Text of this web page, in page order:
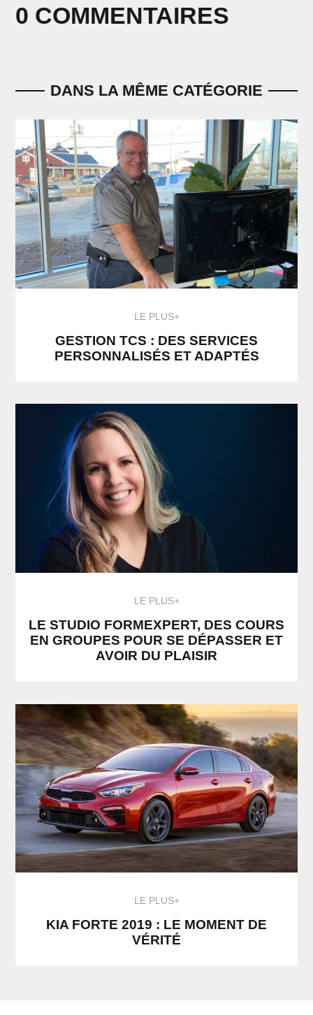
0 COMMENTAIRES
DANS LA MÊME CATÉGORIE
LE PLUS+
GESTION TCS : DES SERVICES
PERSONNALISÉS ET ADAPTÉS
LE PLUS+
LE STUDIO FORMEXPERT, DES COURS
EN GROUPES POUR SE DÉPASSER ET
AVOIR DU PLAISIR
LE PLUS+
KIA FORTE 2019 : LE MOMENT DE
VÉRITÉ